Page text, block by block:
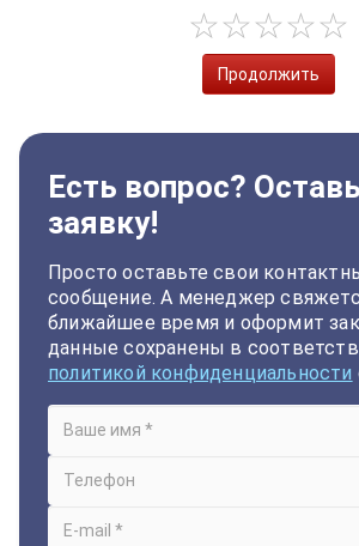
Продолжить
Есть вопрос?
заявку!
Просто оставьте свои
сообщение. А менеджер
ближайшее время и оформит
данные сохранены в
политикой конфиденциальности